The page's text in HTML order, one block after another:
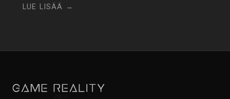
LUE LISÄÄ →